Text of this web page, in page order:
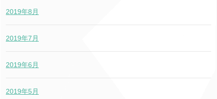
2019年8月
2019年7月
2019年6月
2019年5月